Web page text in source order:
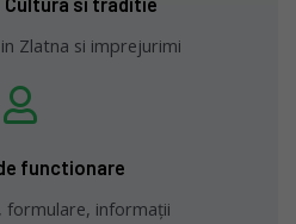
Zlatna si imprejurimi
functionare
formulare, informații